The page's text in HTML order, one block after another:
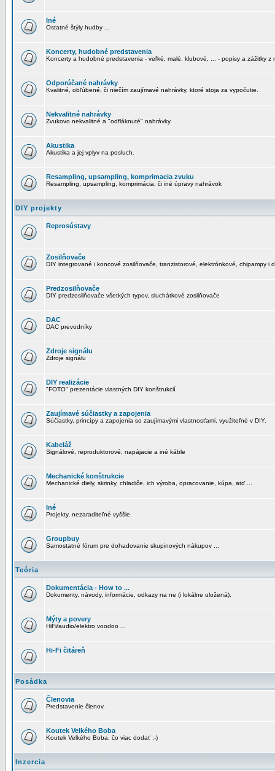
Iné
Ostatné štýly hudby ...
Koncerty, hudobné predstavenia
Koncerty a hudobné predstavenia - veľké, malé, klubové, ... - popisy a zážitky z
Odporúčané nahrávky
Kvalitné, obľúbené, či niečím zaujímavé nahrávky, ktoré stoja za vypočutie.
Nekvalitné nahrávky
Zvukovo nekvalitné a "odfláknuté" nahrávky.
Akustika
Akustika a jej vplyv na posluch.
Resampling, upsampling, komprimacia zvuku
Resampling, upsampling, komprimácia, či iné úpravy nahrávok
DIY projekty
Reprosústavy
Zosilňovače
DIY integrované i koncové zosilňovače, tranzistorové, elektrónkové, chipampy i
Predzosilňovače
DIY predzosilňovače všetkých typov, sluchátkové zosilňovače
DAC
DAC prevodníky
Zdroje signálu
Zdroje signálu
DIY realizácie
"FOTO" prezentácie vlastných DIY konštrukcií
Zaujímavé súčiastky a zapojenia
Súčiastky, princípy a zapojenia so zaujímavými vlastnosťami, využiteľné v DIY.
Kabeláž
Signálové, reproduktorové, napájacie a iné káble
Mechanické konštrukcie
Mechanické diely, skrinky, chladiče, ich výroba, opracovanie, kúpa, atď ...
Iné
Projekty, nezaraditeľné vyššie.
Groupbuy
Samostatné fórum pre dohadovanie skupinových nákupov ...
Teória
Dokumentácia - How to ...
Dokumenty, návody, informácie, odkazy na ne (i lokálne uložená).
Mýty a povery
HiFi/audio/elektro voodoo ...
Hi-Fi čitáreň
Posádka
Členovia
Predstavenie členov.
Koutek Velkého Boba
Koutek Velkého Boba, čo viac dodať :-)
Inzercia